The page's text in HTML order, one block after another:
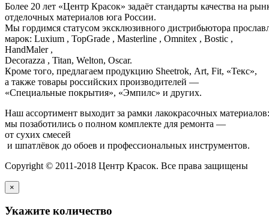
Более 20 лет «Центр Красок» задаёт стандарты качества на
отделочных материалов юга России.
Мы гордимся статусом эксклюзивного дистрибьютора
марок: Luxium , TopGrade , Masterline , Omnitex , Bostic ,
HandMaler ,
Decorazza , Titan, Welton, Oscar.
Кроме того, предлагаем продукцию Sheetrok, Art, Fit, «Текс»,
а также товары российских производителей —
«Специальные покрытия», «Эмпилс» и других.
Наш ассортимент выходит за рамки лакокрасочных
мы позаботились о полном комплекте для ремонта —
от сухих смесей
и шпатлёвок до обоев и профессиональных инструментов.
Copyright © 2011-2018 Центр Красок. Все права защищены
×
Укажите количество